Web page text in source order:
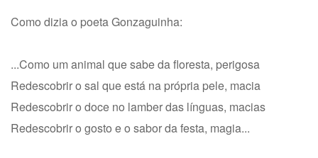
Como dizia o poeta Gonzaguinha:
...Como um animal que sabe da floresta, perigosa
Redescobrir o sal que está na própria pele, macia
Redescobrir o doce no lamber das línguas, macias
Redescobrir o gosto e o sabor da festa, magia...